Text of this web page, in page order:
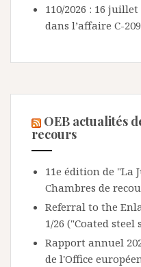
110/2026 : 16
dans l’affaire C-
OEB actualités
recours
11e édition de "La
Chambres de
Referral to the
1/26 ("Coated steel
Rapport annuel
de l'Office